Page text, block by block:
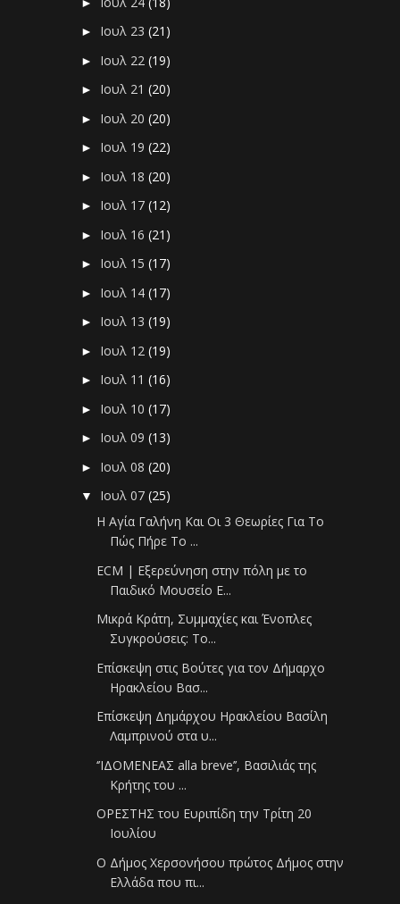
► Ιουλ 23(21)
► Ιουλ 22(19)
► Ιουλ 21(20)
► Ιουλ 20(20)
► Ιουλ 19(22)
► Ιουλ 18(20)
► Ιουλ 17(12)
► Ιουλ 16(21)
► Ιουλ 15(17)
► Ιουλ 14(17)
► Ιουλ 13(19)
► Ιουλ 12(19)
► Ιουλ 11(16)
► Ιουλ 10(17)
► Ιουλ 09(13)
► Ιουλ 08(20)
▼ Ιουλ 07(25)
Η Αγία Γαλήνη Και Οι 3 Θεωρίες Για Το
Πώς Πήρε Το ...
ECM | Εξερεύνηση στην πόλη με το
Παιδικό Μουσείο E...
Μικρά Κράτη, Συμμαχίες και Ένοπλες
Συγκρούσεις: Το...
Επίσκεψη στις Βούτες για τον Δήμαρχο
Ηρακλείου Βασ...
Επίσκεψη Δημάρχου Ηρακλείου Βασίλη
Λαμπρινού στα υ...
‘’ΙΔΟΜΕΝΕΑΣ alla breve’’, Βασιλιάς της
Κρήτης του ...
ΟΡΕΣΤΗΣ του Ευριπίδη την Τρίτη 20
Ιουλίου
Ο Δήμος Χερσονήσου πρώτος Δήμος στην
Ελλάδα που πι...